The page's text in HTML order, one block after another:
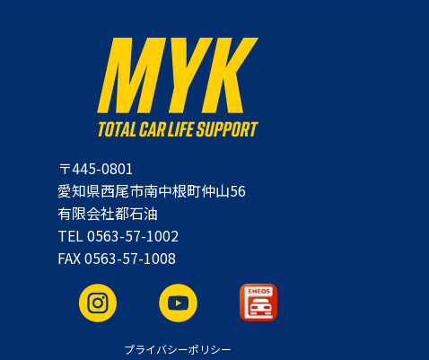
〒445-0801
愛知県西尾市南中根町仲山56
有限会社都石油
TEL 0563-57-1002
FAX 0563-57-1008
プライバシーポリシー